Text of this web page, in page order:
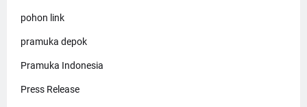
pohon link
pramuka depok
Pramuka Indonesia
Press Release